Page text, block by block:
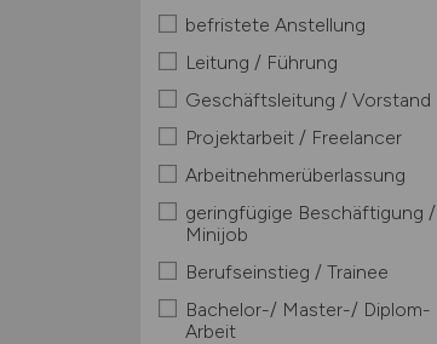
befristete Anstellung
Leitung / Führung
Geschäftsleitung / Vorstand
Projektarbeit / Freelancer
Arbeitnehmerüberlassung
geringfügige Beschäftigung /
Minijob
Berufseinstieg / Trainee
Bachelor-/ Master-/ Diplom-
Arbeit